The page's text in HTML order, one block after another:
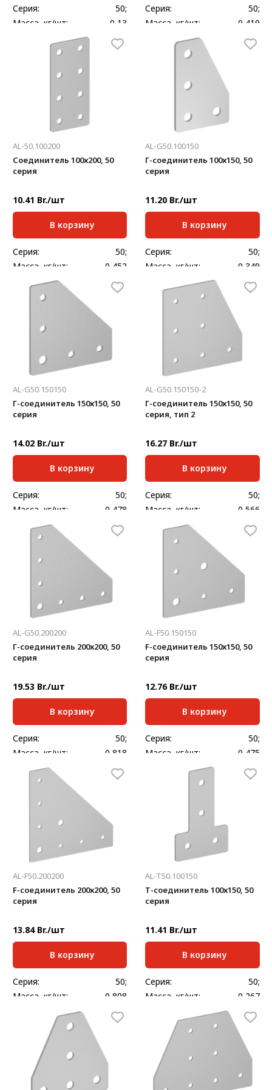
Серия:
50;
Масса, кг/шт:
0,13
4
Серия:
50;
Масса, кг/шт:
0,419
Толщина, мм:
4
AL-50.100200
Соединитель 100х200, 50
серия
10.41 Br./шт
В корзину
Серия:
50;
Масса, кг/шт:
0,452
Толщина, мм:
3
AL-G50.100150
Г-cоединитель 100х150, 50
серия
11.20 Br./шт
В корзину
Серия:
50;
Масса, кг/шт:
0,349
Толщина, мм:
4
AL-G50.150150
Г-cоединитель 150х150, 50
серия
14.02 Br./шт
В корзину
Серия:
50;
Масса, кг/шт:
0,478
Толщина, мм:
4
AL-G50.150150-2
Г-cоединитель 150х150, 50
серия, тип 2
16.27 Br./шт
В корзину
Серия:
50;
Масса, кг/шт:
0,566
Толщина, мм:
4
AL-G50.200200
Г-cоединитель 200х200, 50
серия
19.53 Br./шт
В корзину
Серия:
50;
Масса, кг/шт:
0,818
AL-F50.150150
F-cоединитель 150х150, 50
серия
12.76 Br./шт
В корзину
Серия:
50;
Масса, кг/шт:
0,475
Толщина, мм:
4
AL-F50.200200
F-cоединитель 200х200, 50
серия
13.84 Br./шт
В корзину
Серия:
50;
Масса, кг/шт:
0,808
4
AL-T50.100150
Т-соединитель 100х150, 50
серия
11.41 Br./шт
В корзину
Серия:
50;
Масса, кг/шт:
0,267
4